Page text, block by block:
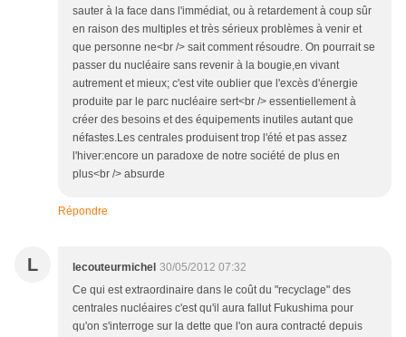
sauter à la face dans l'immédiat, ou à retardement à coup sûr
en raison des multiples et très sérieux problèmes à venir et
que personne ne<br /> sait comment résoudre. On pourrait se
passer du nucléaire sans revenir à la bougie,en vivant
autrement et mieux; c'est vite oublier que l'excès d'énergie
produite par le parc nucléaire sert<br /> essentiellement à
créer des besoins et des équipements inutiles autant que
néfastes.Les centrales produisent trop l'été et pas assez
l'hiver:encore un paradoxe de notre société de plus en
plus<br /> absurde
Répondre
L lecouteurmichel 30/05/2012 07:32
Ce qui est extraordinaire dans le coût du "recyclage" des
centrales nucléaires c'est qu'il aura fallut Fukushima pour
qu'on s'interroge sur la dette que l'on aura contracté depuis